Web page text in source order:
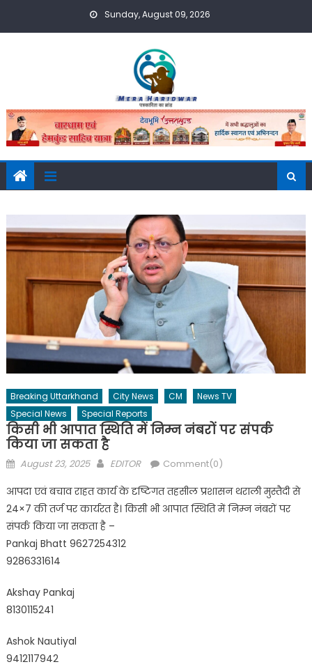
Sunday, August 09, 2026
Breaking Uttarkhand City News CM
News TV
Special News
Special Reports
किसी भी आपात स्थिति में निम्न नंबरों पर संपर्क
किया जा सकता है
Posted
August 23, 2025 Author
EDITOR Comment(0)
आपदा एवं बचाव राहत कार्य के दृष्टिगत तहसील प्रशासन थराली मुस्तैदी से
24×7 की तर्ज पर कार्यरत है। किसी भी आपात स्थिति में निम्न नंबरों पर
संपर्क किया जा सकता है –
Pankaj Bhatt 9627254312
9286331614
Akshay Pankaj
8130115241
Ashok Nautiyal
9412117942